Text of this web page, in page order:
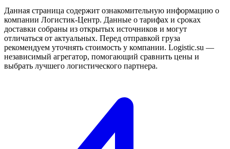
Данная страница содержит ознакомительную информацию о
компании Логистик-Центр. Данные о тарифах и сроках
доставки собраны из открытых источников и могут
отличаться от актуальных. Перед отправкой груза
рекомендуем уточнять стоимость у компании. Logistic.su —
независимый агрегатор, помогающий сравнить цены и
выбрать лучшего логистического партнера.